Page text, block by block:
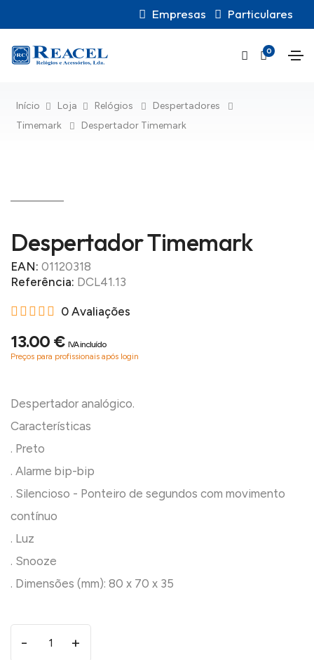
Empresas Particulares
0
Início Loja Relógios
Despertadores
Timemark
Despertador Timemark
Despertador Timemark
EAN: 01120318
Referência: DCL41.13
0 Avaliações
13.00 € IVA incluído
Preços para profissionais após login
Despertador analógico.
Características
. Preto
. Alarme bip-bip
. Silencioso - Ponteiro de segundos com movimento
contínuo
. Luz
. Snooze
- +